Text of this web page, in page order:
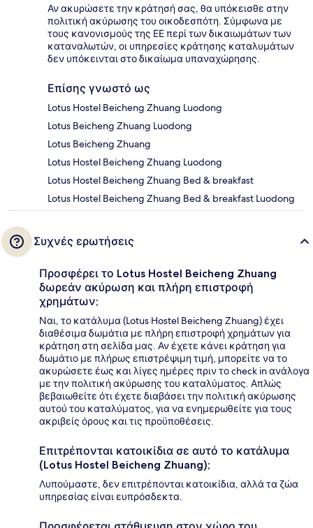
Αν ακυρώσετε την κράτησή σας, θα υπόκεισθε στην
πολιτική ακύρωσης του οικοδεσπότη. Σύμφωνα με
τους κανονισμούς της ΕΕ περί των δικαιωμάτων των
καταναλωτών, οι υπηρεσίες κράτησης καταλυμάτων
δεν υπόκεινται στο δικαίωμα υπαναχώρησης.
Επίσης γνωστό ως
Lotus Hostel Beicheng Zhuang Luodong
Lotus Beicheng Zhuang Luodong
Lotus Beicheng Zhuang
Lotus Hostel Beicheng Zhuang Luodong
Lotus Hostel Beicheng Zhuang Bed & breakfast
Lotus Hostel Beicheng Zhuang Bed & breakfast Luodong
Συχνές ερωτήσεις
Προσφέρει το Lotus Hostel Beicheng Zhuang
δωρεάν ακύρωση και πλήρη επιστροφή
χρημάτων;
Ναι, το κατάλυμα (Lotus Hostel Beicheng Zhuang) έχει
διαθέσιμα δωμάτια με πλήρη επιστροφή χρημάτων για
κράτηση στη σελίδα μας. Αν έχετε κάνει κράτηση για
δωμάτιο με πλήρως επιστρέψιμη τιμή, μπορείτε να το
ακυρώσετε έως και λίγες ημέρες πριν το check in ανάλογα
με την πολιτική ακύρωσης του καταλύματος. Απλώς
βεβαιωθείτε ότι έχετε διαβάσει την πολιτική ακύρωσης
αυτού του καταλύματος, για να ενημερωθείτε για τους
ακριβείς όρους και τις προϋποθέσεις.
Επιτρέπονται κατοικίδια σε αυτό το κατάλυμα
(Lotus Hostel Beicheng Zhuang);
Λυπούμαστε, δεν επιτρέπονται κατοικίδια, αλλά τα ζώα
υπηρεσίας είναι ευπρόσδεκτα.